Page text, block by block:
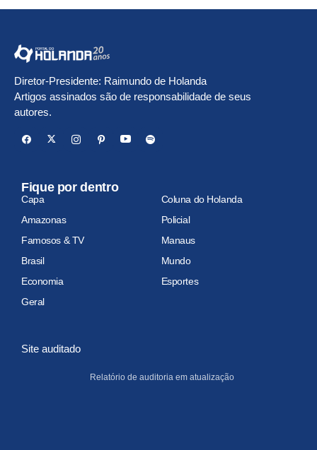
Diretor-Presidente: Raimundo de Holanda
Artigos assinados são de responsabilidade de seus
autores.
Fique por dentro
Capa
Coluna do Holanda
Amazonas
Policial
Famosos & TV
Manaus
Brasil
Mundo
Economia
Esportes
Geral
Site auditado
Relatório de auditoria em atualização